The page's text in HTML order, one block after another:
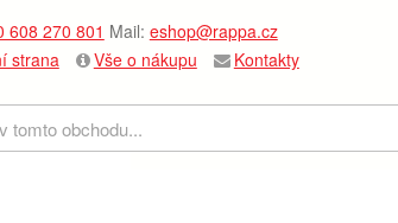
608 270 801 Mail: eshop@rappa.cz
strana
Vše o nákupu Kontakty